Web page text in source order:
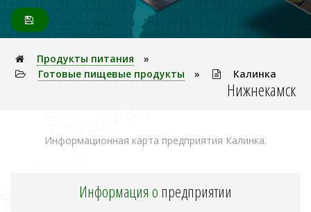
Продукты питания
»
Готовые пищевые продукты
» Калинка
Нижнекамск
Информационная карта предприятия Калинка.
Информация опредприятии